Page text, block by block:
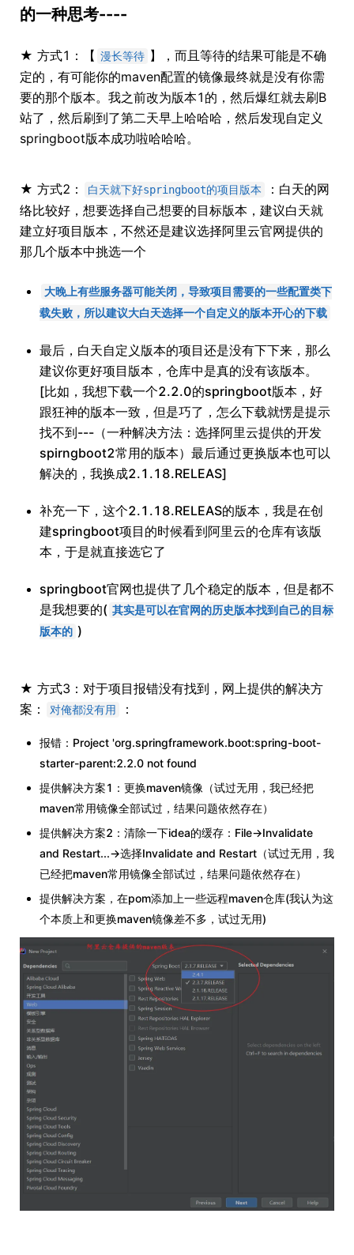
的一种思考----
★ 方式1：【 漫长等待 】，而且等待的结果可能是不确
定的，有可能你的maven配置的镜像最终就是没有你需
要的那个版本。我之前改为版本1的，然后爆红就去刷B
站了，然后刷到了第二天早上哈哈哈，然后发现自定义
springboot版本成功啦哈哈哈。
★ 方式2： 白天就下好springboot的项目版本
：白天的网
络比较好，想要选择自己想要的目标版本，建议白天就
建立好项目版本，不然还是建议选择阿里云官网提供的
那几个版本中挑选一个
大晚上有些服务器可能关闭，导致项目需要的一些配置类下
载失败，所以建议大白天选择一个自定义的版本开心的下载
最后，白天自定义版本的项目还是没有下下来，那么
建议你更好项目版本，仓库中是真的没有该版本。
[比如，我想下载一个2.2.0的springboot版本，好
跟狂神的版本一致，但是巧了，怎么下载就愣是提示
找不到---（一种解决方法：选择阿里云提供的开发
spirngboot2常用的版本）最后通过更换版本也可以
解决的，我换成2.1.18.RELEAS]
补充一下，这个2.1.18.RELEAS的版本，我是在创
建springboot项目的时候看到阿里云的仓库有该版
本，于是就直接选它了
springboot官网也提供了几个稳定的版本，但是都不
是我想要的( 其实是可以在官网的历史版本找到自己的目标
版本的 )
★ 方式3：对于项目报错没有找到，网上提供的解决方
案：
对俺都没有用 ：
报错：Project 'org.springframework.boot:spring-boot-
starter-parent:2.2.0 not found
提供解决方案1：更换maven镜像（试过无用，我已经把
maven常用镜像全部试过，结果问题依然存在）
提供解决方案2：清除一下idea的缓存：File->Invalidate
and Restart...->选择Invalidate and Restart（试过无用，我
已经把maven常用镜像全部试过，结果问题依然存在）
提供解决方案，在pom添加上一些远程maven仓库(我认为这
个本质上和更换maven镜像差不多，试过无用)